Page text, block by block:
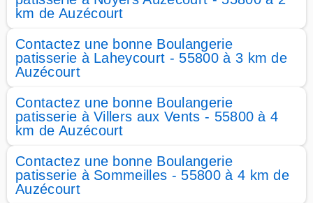
km de Auzécourt
Contactez une bonne Boulangerie
patisserie à Laheycourt - 55800 à 3 km de
Auzécourt
Contactez une bonne Boulangerie
patisserie à Villers aux Vents - 55800 à 4
km de Auzécourt
Contactez une bonne Boulangerie
patisserie à Sommeilles - 55800 à 4 km de
Auzécourt